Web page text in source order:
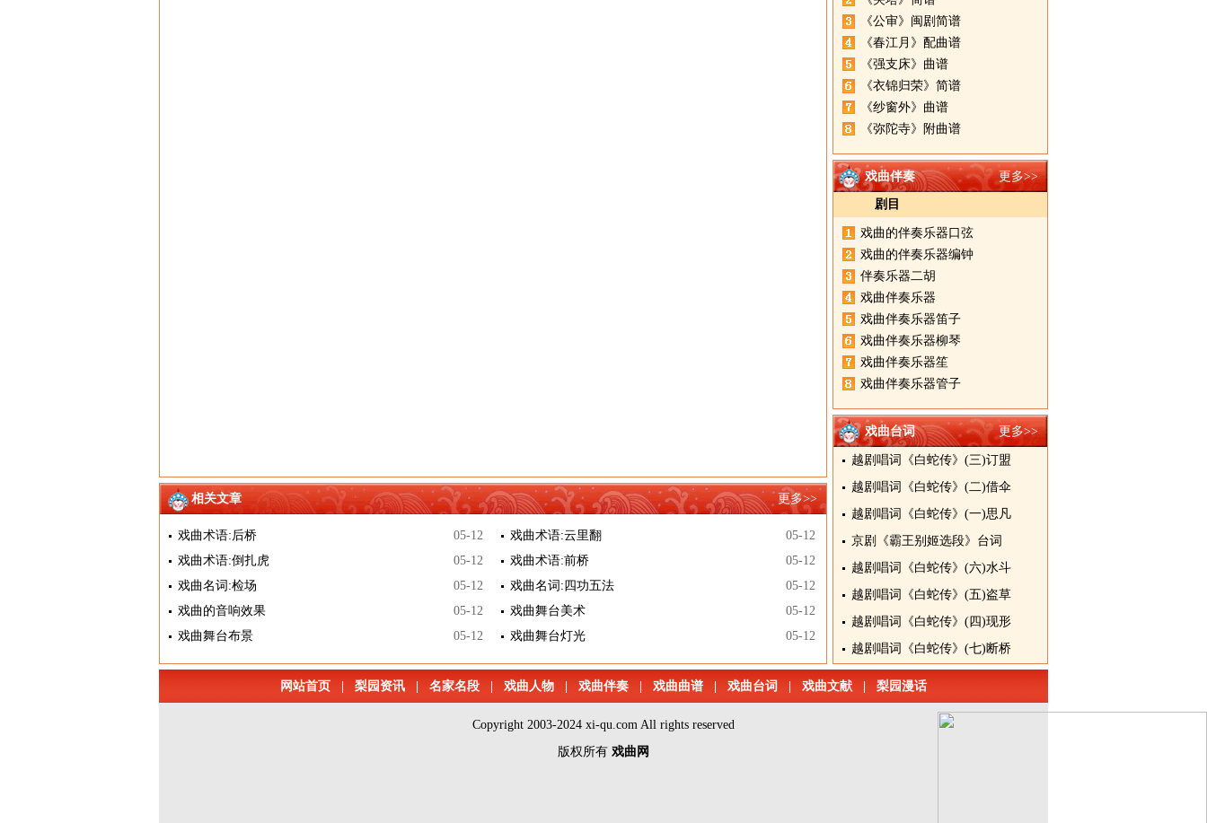
《公审》闽剧简谱
《春江月》配曲谱
《强支床》曲谱
《衣锦归荣》简谱
《纱窗外》曲谱
《弥陀寺》附曲谱
更多>>
戏曲伴奏
剧目
戏曲的伴奏乐器口弦
戏曲的伴奏乐器编钟
伴奏乐器二胡
戏曲伴奏乐器
戏曲伴奏乐器笛子
戏曲伴奏乐器柳琴
戏曲伴奏乐器笙
戏曲伴奏乐器管子
更多>>
戏曲台词
越剧唱词《白蛇传》(三)订盟
越剧唱词《白蛇传》(二)借伞
越剧唱词《白蛇传》(一)思凡
京剧《霸王别姬选段》台词
越剧唱词《白蛇传》(六)水斗
越剧唱词《白蛇传》(五)盗草
越剧唱词《白蛇传》(四)现形
越剧唱词《白蛇传》(七)断桥
更多>>
相关文章
05-12
戏曲术语:后桥 05-12
戏曲术语:云里翻
05-12
戏曲术语:倒扎虎 05-12
戏曲术语:前桥
05-12
戏曲名词:检场 05-12
戏曲名词:四功五法
05-12
戏曲的音响效果 05-12
戏曲舞台美术
05-12
戏曲舞台布景 05-12
戏曲舞台灯光
网站首页 梨园资讯 名家名段 戏曲人物 戏曲伴奏 戏曲曲谱 戏曲台词 戏曲文献 梨园漫话
Copyright 2003-2024 xi-qu.com All rights reserved
版权所有 戏曲网